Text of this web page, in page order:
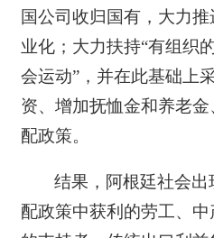
国公司收归国有，大力
业化；大力扶持“有组织
会运动”，并在此基础上
资、增加抚恤金和养老
配政策。
结果，阿根廷社会
配政策中获利的劳工、